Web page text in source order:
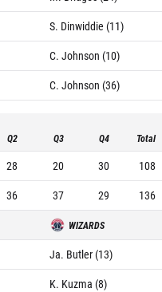
S. Dinwiddie (11)
C. Johnson (10)
C. Johnson (36)
Q2 Q3 Q4 Total
28 20 30
108
36 37 29 136
WIZARDS
Ja. Butler (13)
K. Kuzma (8)